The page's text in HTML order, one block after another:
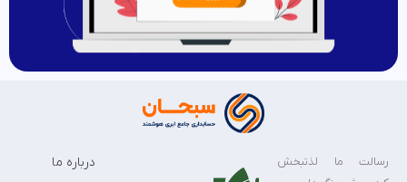
رسالت ما لذتبخش
درباره ما